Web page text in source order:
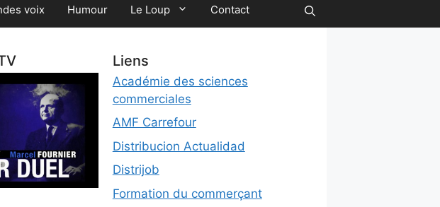
voix Humour Le Loup Contact
Liens
Académie des sciences
commerciales
AMF Carrefour
Distribucion Actualidad
Distrijob
Formation du commerçant